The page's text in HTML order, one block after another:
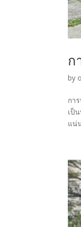
ก
by
กา
เป็
แน่